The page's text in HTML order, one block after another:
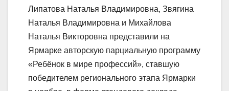
Липатова Наталья Владимировна, Звягина
Наталья Владимировна и Михайлова
Наталья Викторовна представили на
Ярмарке авторскую парциальную программу
«Ребёнок в мире профессий», ставшую
победителем регионального этапа Ярмарки